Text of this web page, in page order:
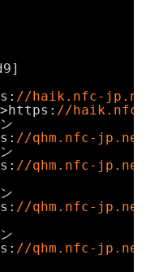
//haik.nfc-
//haik.nfc-
//qhm.nfc-
//qhm.nfc-
//qhm.nfc-
//qhm.nfc-